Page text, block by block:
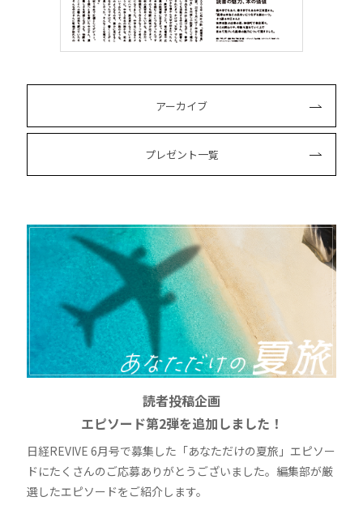
アーカイブ
プレゼント一覧
読者投稿企画
エピソード第2弾を追加しました！
日経REVIVE 6月号で募集した「あなただけの夏旅」エピソー
ドにたくさんのご応募ありがとうございました。編集部が厳
選したエピソードをご紹介します。